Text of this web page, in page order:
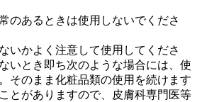
のあるときは使用しないでくださ
いかよく注意して使用してくださ
いとき即ち次のような場合には、使
そのまま化粧品類の使用を続けます
とがありますので、皮膚科専門医等